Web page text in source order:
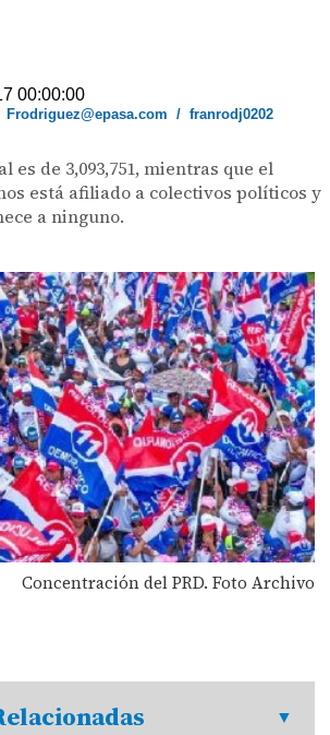
00:00:00
Frodriguez@epasa.com /franrodj0202
es de 3,093,751, mientras que el
está afiliado a colectivos políticos y
a ninguno.
Concentración del PRD. Foto Archivo